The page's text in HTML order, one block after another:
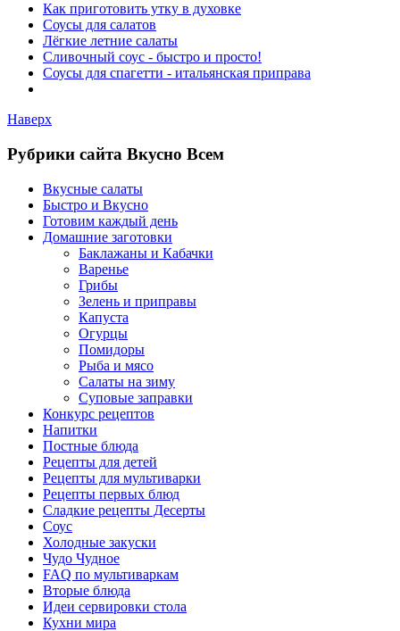
Как приготовить утку в духовке
Соусы для салатов
Лёгкие летние салаты
Сливочный соус - быстро и просто!
Соусы для спагетти - итальянская приправа
Наверх
Рубрики сайта Вкусно Всем
Вкусные салаты
Быстро и Вкусно
Готовим каждый день
Домашние заготовки
Баклажаны и Кабачки
Варенье
Грибы
Зелень и приправы
Капуста
Огурцы
Помидоры
Рыба и мясо
Салаты на зиму
Суповые заправки
Конкурс рецептов
Напитки
Постные блюда
Рецепты для детей
Рецепты для мультиварки
Рецепты первых блюд
Сладкие рецепты Десерты
Соус
Холодные закуски
Чудо Чудное
FAQ по мультиваркам
Вторые блюда
Идеи сервировки стола
Кухни мира